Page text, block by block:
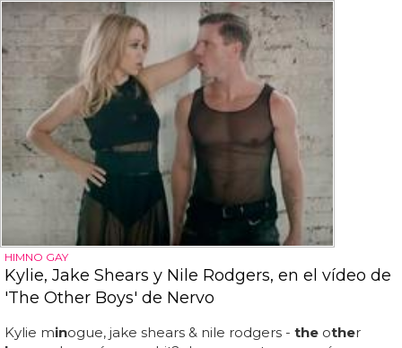
HIMNO GAY
Kylie, Jake Shears y Nile Rodgers, en el vídeo de
'The Other Boys' de Nervo
Kylie minogue, jake shears & nile rodgers - the other